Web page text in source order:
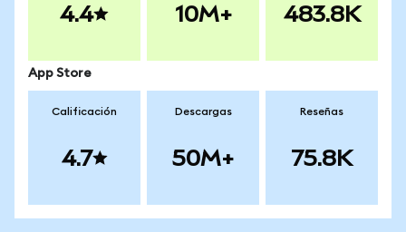
4.4 10M+ 483.8K
App Store
Calificación
4.7
Descargas
50M+
Reseñas
75.8K